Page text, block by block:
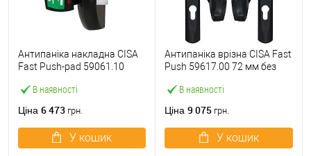
В наявності
Антипаніка накладна CISA
Fast Push-pad 59061.10
Ціна 6 473 грн.
У кошик
В наявності
Антипаніка врізна CISA Fast
Push 59617.00 72 мм без
Ціна 9 075 грн.
У кошик